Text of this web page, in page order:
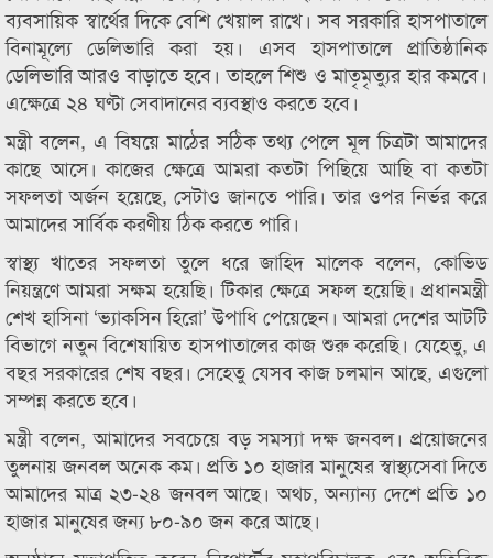
ব্যবসায়িক স্বার্থের দিকে বেশি খেয়াল রাখে। সব সরকারি হাসপাতালে
বিনামূল্যে ডেলিভারি করা হয়। এসব হাসপাতালে প্রাতিষ্ঠানিক
ডেলিভারি আরও বাড়াতে হবে। তাহলে শিশু ও মাতৃমৃত্যুর হার কমবে।
এক্ষেত্রে ২৪ ঘণ্টা সেবাদানের ব্যবস্থাও করতে হবে।
মন্ত্রী বলেন, এ বিষয়ে মাঠের সঠিক তথ্য পেলে মূল চিত্রটা আমাদের
কাছে আসে। কাজের ক্ষেত্রে আমরা কতটা পিছিয়ে আছি বা কতটা
সফলতা অর্জন হয়েছে, সেটাও জানতে পারি। তার ওপর নির্ভর করে
আমাদের সার্বিক করণীয় ঠিক করতে পারি।
স্বাস্থ্য খাতের সফলতা তুলে ধরে জাহিদ মালেক বলেন, কোভিড
নিয়ন্ত্রণে আমরা সক্ষম হয়েছি। টিকার ক্ষেত্রে সফল হয়েছি। প্রধানমন্ত্রী
শেখ হাসিনা ‘ভ্যাকসিন হিরো’ উপাধি পেয়েছেন। আমরা দেশের আটটি
বিভাগে নতুন বিশেষায়িত হাসপাতালের কাজ শুরু করেছি। যেহেতু, এ
বছর সরকারের শেষ বছর। সেহেতু যেসব কাজ চলমান আছে, এগুলো
সম্পন্ন করতে হবে।
মন্ত্রী বলেন, আমাদের সবচেয়ে বড় সমস্যা দক্ষ জনবল। প্রয়োজনের
তুলনায় জনবল অনেক কম। প্রতি ১০ হাজার মানুষের স্বাস্থ্যসেবা দিতে
আমাদের মাত্র ২৩-২৪ জনবল আছে। অথচ, অন্যান্য দেশে প্রতি ১০
হাজার মানুষের জন্য ৮০-৯০ জন করে আছে।